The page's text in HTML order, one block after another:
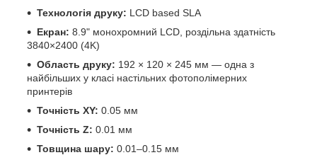
Технологія друку: LCD based SLA
Екран: 8.9" монохромний LCD, роздільна здатність
3840×2400 (4K)
Область друку: 192 × 120 × 245 мм — одна з
найбільших у класі настільних фотополімерних
принтерів
Точність XY: 0.05 мм
Точність Z: 0.01 мм
Товщина шару: 0.01–0.15 мм